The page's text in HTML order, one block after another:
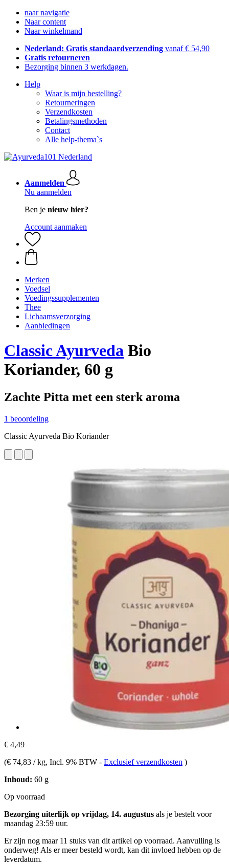
naar navigatie
Naar content
Naar winkelmand
Nederland: Gratis standaardverzending vanaf € 54,90
Gratis retourneren
Bezorging binnen 3 werkdagen.
Help
Waar is mijn bestelling?
Retourneringen
Verzendkosten
Betalingsmethoden
Contact
Alle help-thema`s
Aanmelden
Nu aanmelden
Ben je nieuw hier?
Account aanmaken
Merken
Voedsel
Voedingssupplementen
Thee
Lichaamsverzorging
Aanbiedingen
Classic Ayurveda Bio
Koriander, 60 g
Zachte Pitta met een sterk aroma
1 beoordeling
Classic Ayurveda Bio Koriander
€ 4,49
(€ 74,83 / kg, Incl. 9% BTW - Exclusief verzendkosten )
Inhoud: 60 g
Op voorraad
Bezorging uiterlijk op vrijdag, 14. augustus als je bestelt voor
maandag 23:59 uur.
Er zijn nog maar 11 stuks van dit artikel op voorraad. Aanvulling is
onderweg! Als er meer besteld wordt, kan dit invloed hebben op de
leverdatum.